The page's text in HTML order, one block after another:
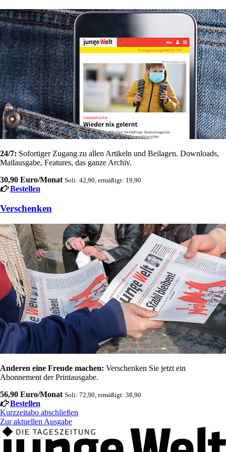
24/7: Sofortiger Zugang zu allen Artikeln und Beilagen. Downloads,
Mailausgabe, Features, das ganze Archiv.
30,90 Euro/Monat Soli: 42,90, ermäßigt: 19,90
Bestellen
Verschenken
Anderen eine Freude machen: Verschenken Sie jetzt ein
Abonnement der Printausgabe.
56,90 Euro/Monat Soli: 72,90, ermäßigt: 38,90
Bestellen
Kurzzeitabo abschließen
Zur aktuellen Ausgabe